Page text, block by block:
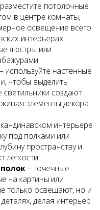
потолочные
в центре комнаты,
освещение всего
интерьерах
люстры или
– используйте настенные
чтобы выделить
создают
элементы декора
интерьере
под полками или
пространству и
легкости.
– точечные
на картины или
только освещают, но и
делая интерьер